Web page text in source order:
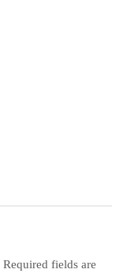
Required fields are